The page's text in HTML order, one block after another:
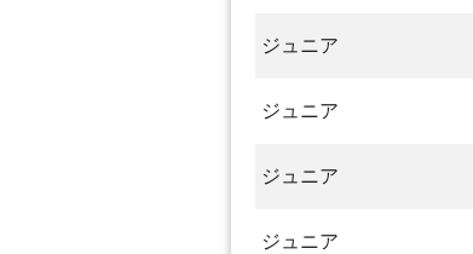
ジュニア
ジュニア
ジュニア
ジュニア